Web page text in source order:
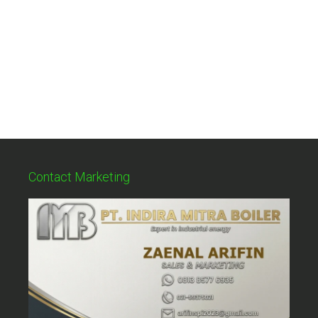
Contact Marketing